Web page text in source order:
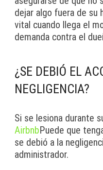
dejar algo fuera de su
vital cuando llega el
demanda contra el
¿SE DEBIÓ EL
NEGLIGENCIA?
Si se lesiona durante
AirbnbPuede que
se debió a la
administrador.